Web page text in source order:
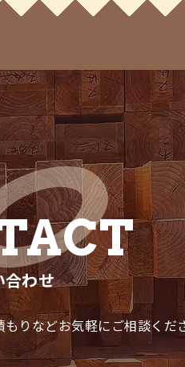
合わせ
もりなどお気軽にご相談くだ